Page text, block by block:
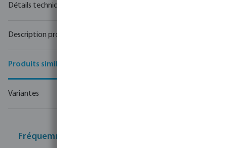
Détails techniques
Description produit
Produits similaires
Variantes
Fréquemment achetés ensemble